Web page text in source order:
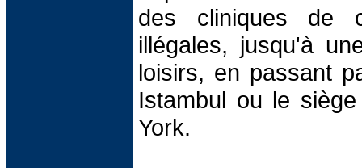
des cliniques de
illégales, jusqu'à
loisirs, en passant
Istambul ou le
York.